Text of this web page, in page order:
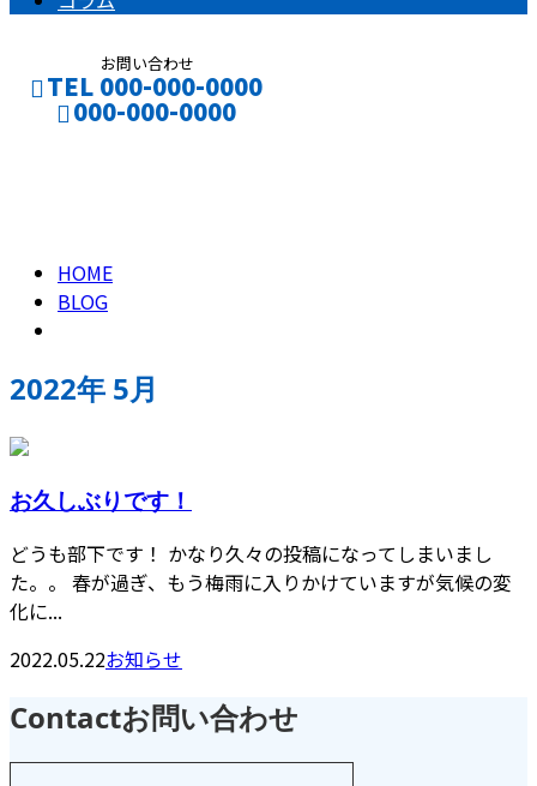
お問い合わせ
TEL 000-000-0000
000-000-0000
HOME
BLOG
2022年 5月
お久しぶりです！
どうも部下です！ かなり久々の投稿になってしまいまし
た。。 春が過ぎ、もう梅雨に入りかけていますが気候の変
化に...
2022.05.22お知らせ
Contactお問い合わせ